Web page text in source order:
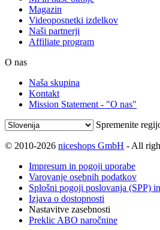
Magazin
Videoposnetki izdelkov
Naši partnerji
Affiliate program
O nas
Naša skupina
Kontakt
Mission Statement - "O nas"
Spremenite
© 2010-2026 niceshops GmbH - All
Impresum in pogoji uporabe
Varovanje osebnih podatkov
Splošni pogoji poslovanja (SPP)
Izjava o dostopnosti
Nastavitve zasebnosti
Preklic ABO naročnine